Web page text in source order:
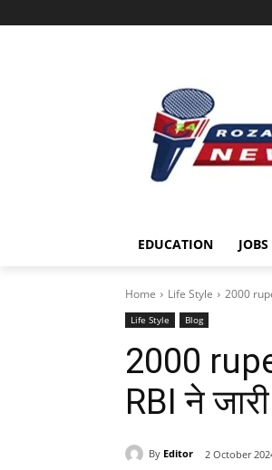
EDUCATION JOBS
Home Life Style 2000
Life Style Blog
2000
RBI ने
By Editor 2 October